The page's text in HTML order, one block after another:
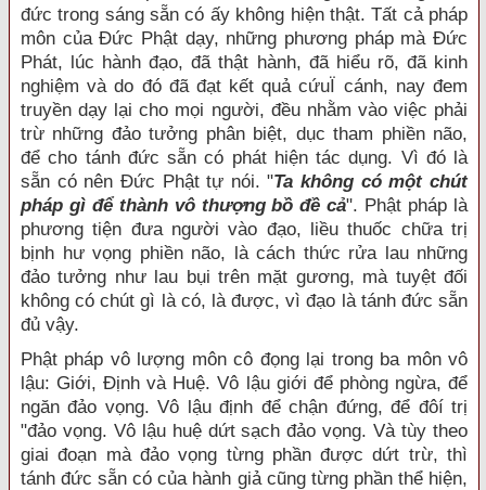
đức trong sáng sẵn có ấy không hiện thật. Tất cả pháp
môn của Đức Phật dạy, những phương pháp mà Đức
Phát, lúc hành đạo, đã thật hành, đã hiểu rõ, đã kinh
nghiệm và do đó đã đạt kết quả cứuÏ cánh, nay đem
truyền dạy lại cho mọi người, đều nhằm vào việc phải
trừ những đảo tưởng phân biệt, dục tham phiền não,
để cho tánh đức sẵn có phát hiện tác dụng. Vì đó là
sẵn có nên Đức Phật tự nói. "Ta không có một chút
pháp gì để thành vô thượng bồ đề cả". Phật pháp là
phương tiện đưa người vào đạo, liều thuốc chữa trị
bịnh hư vọng phiền não, là cách thức rửa lau những
đảo tưởng như lau bụi trên mặt gương, mà tuyệt đối
không có chút gì là có, là được, vì đạo là tánh đức sẵn
đủ vậy.
Phật pháp vô lượng môn cô đọng lại trong ba môn vô
lậu: Giới, Định và Huệ. Vô lậu giới để phòng ngừa, để
ngăn đảo vọng. Vô lậu định để chận đứng, để đôí trị
"đảo vọng. Vô lậu huệ dứt sạch đảo vọng. Và tùy theo
giai đoạn mà đảo vọng từng phần được dứt trừ, thì
tánh đức sẵn có của hành giả cũng từng phần thể hiện,